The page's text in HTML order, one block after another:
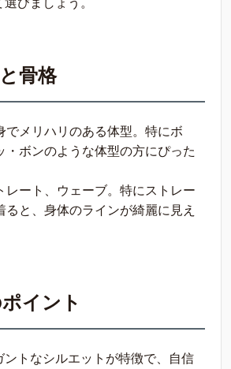
骨格
でメリハリのある体型。特にボ
・ボンのような体型の方にぴった
レート、ウェーブ。特にストレー
ると、身体のラインが綺麗に見え
イント
ントなシルエットが特徴で、自信